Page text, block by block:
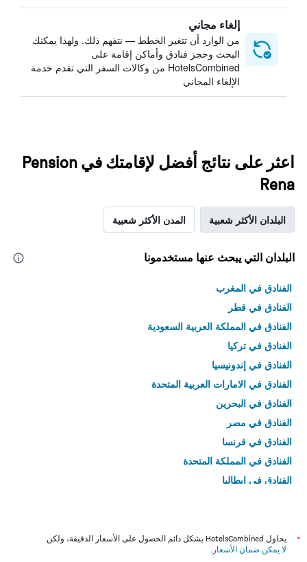
إلغاء مجاني
من الوارد أن تتغير الخطط — نتفهم ذلك. ولهذا يمكنك
البحث وحجز فنادق وأماكن إقامة على
HotelsCombined من وكالات السفر التي تقدم خدمة
الإلغاء المجاني
اعثر على نتائج أفضل لإقامتك في Pension
Rena
البلدان الأكثر شعبية المدن الأكثر شعبية
البلدان التي يبحث عنها مستخدمونا
الفنادق في المغرب
الفنادق في قطر
الفنادق في المملكة العربية السعودية
الفنادق في تركيا
الفنادق في إندونيسيا
الفنادق في الامارات العربية المتحدة
الفنادق في البحرين
الفنادق في مصر
الفنادق في فرنسا
الفنادق في المملكة المتحدة
الفنادق في إيطاليا
*
يحاول HotelsCombined بشكل دائم الحصول على الأسعار الدقيقة، ولكن
لا يمكن ضمان الأسعار .